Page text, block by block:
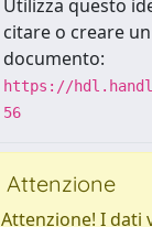
Utilizza questo
citare o creare
documento:
https://
56
Attenzione
Attenzione! I dati